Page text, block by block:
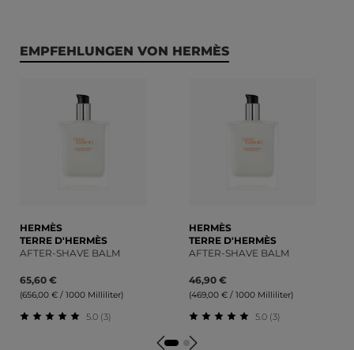
Produktgalerie überspringen
EMPFEHLUNGEN VON HERMÈS
HERMÈS
TERRE D'HERMÈS
AFTER-SHAVE BALM
65,60 €
(656,00 € / 1000 Milliliter)
Durchschnittliche Bewertung von 5 von 5 Sternen
5.0 (3)
HERMÈS
TERRE D'HERMÈS
AFTER-SHAVE BALM
46,90 €
(469,00 € / 1000 Milliliter)
Durchschnittliche
5.0 (3)